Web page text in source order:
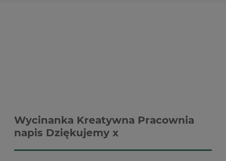
Wycinanka Kreatywna Pracownia
napis Dziękujemy x